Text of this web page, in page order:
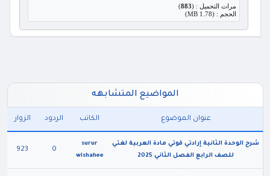
مرات التحميل : (883
)
الحجم : (1.78 MB)
المواضيع المتشابهه
عنوان الموضوع الكاتب الردود الزوار
شرح الوحدة الثانية إرادتي قوتي مادة العربية لغتي
للصف الرابع الفصل الثاني 2025
surur
wishahee
0
923